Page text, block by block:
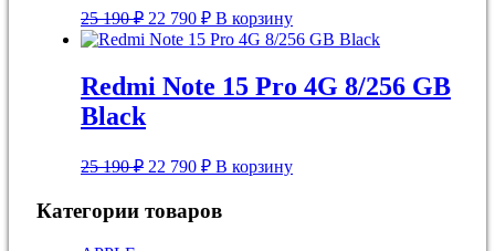
25 190₽ Первоначальная
цена
составляла
25
190 ₽.
22 790 ₽Текущая
цена:
22
790 ₽.
В корзину
Redmi Note 15 Pro 4G 8/256 GB
Black
25 190₽ Первоначальная
25
22 790 ₽Текущая
цена:
В корзину
Категории товаров